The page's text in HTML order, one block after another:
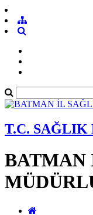
T.C.
BATMAN